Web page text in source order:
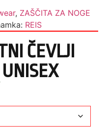
, ZAŠČITA ZA NOGE
REIS
ČEVLJI